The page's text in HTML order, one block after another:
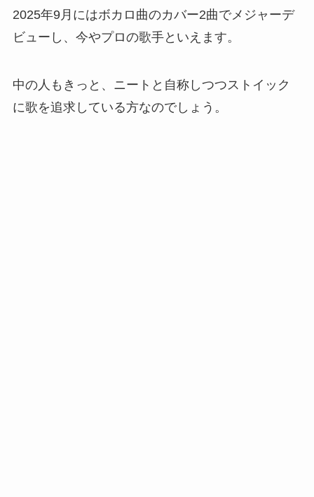
2025年9月にはボカロ曲のカバー2曲でメジャーデ
ビューし、今やプロの歌手といえます。
中の人もきっと、ニートと自称しつつストイック
に歌を追求している方なのでしょう。